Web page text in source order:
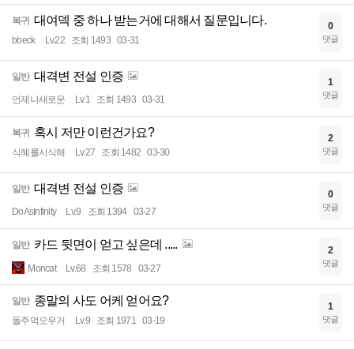
복귀 대여덱 중 하나 받는거에 대해서 질문입니다.
bbeck Lv.22 조회 1493 03-31
0
댓글
일반 대격변 전설 인증
언제나새로운 Lv.1 조회 1493 03-31
1
댓글
복귀 혹시 저만 이런건가요?
식혜를시식해 Lv.27 조회 1482 03-30
2
댓글
일반 대격변 전설 인증
DoAsInfinity Lv.9 조회 1394 03-27
0
댓글
일반 카드 뒷면이 얻고 싶은데 .....
Moncat Lv.68 조회 1578 03-27
2
댓글
일반 종말의 사도 어케 얻어요?
돌주먹오우거 Lv.9 조회 1971 03-19
1
댓글